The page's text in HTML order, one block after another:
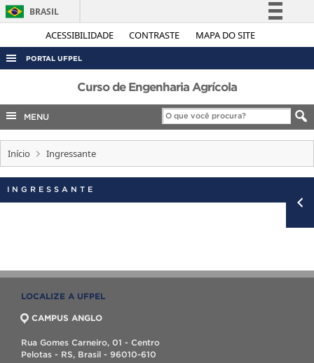
ACESSIBILIDADE CONTRASTE MAPA DO SITE
BRASIL
Simplifique!
Acesso à informação
Legislação
Canais
PORTAL UFPEL
ACESSO À INFORMAÇÃO
AUDITORIA
COBALTO
CONCURSOS
EDITAIS
INTERNACIONAL
TELEFONES
Curso de Engenharia Agrícola
MENU
Início Ingressante
INGRESSANTE
LOCALIZE A UFPEL
CAMPUS ANGLO
Rua Gomes Carneiro, 01 - Centro
Pelotas - RS, Brasil - 96010-610